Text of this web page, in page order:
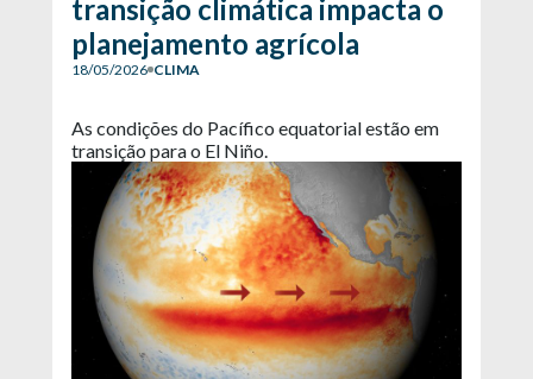
transição climática impacta o
planejamento agrícola
18/05/2026 CLIMA
As condições do Pacífico equatorial estão em
transição para o El Niño.